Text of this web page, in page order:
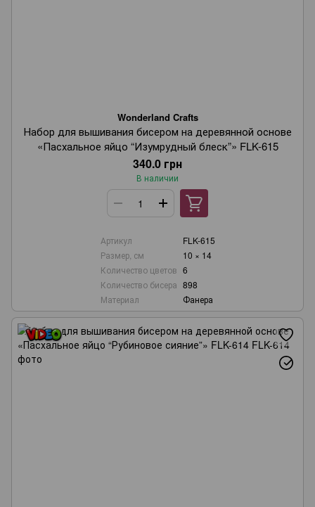
Wonderland Crafts
Набор для вышивания бисером на деревянной основе
«Пасхальное яйцо “Изумрудный блеск”» FLK-615
340.0 грн
В наличии
Артикул
FLK-615
Размер, см
10 × 14
Количество цветов 6
Количество бисера 898
Материал
Фанера